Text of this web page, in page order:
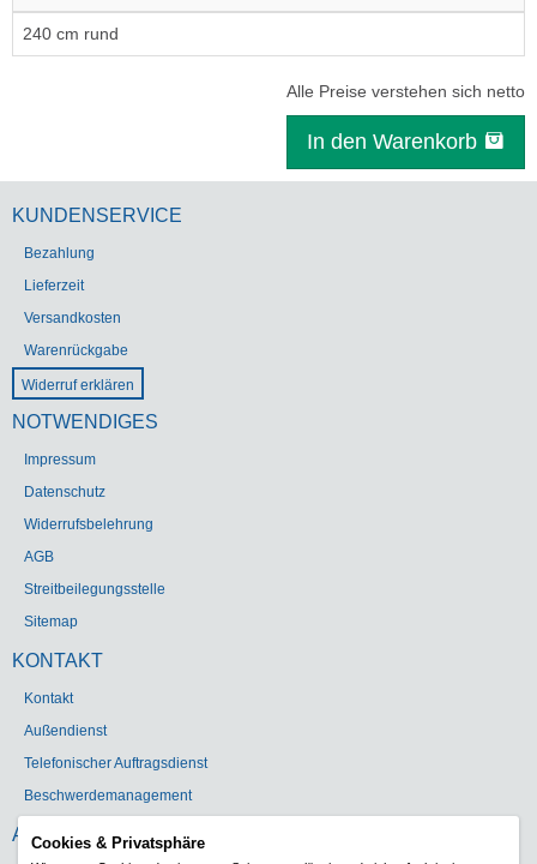
240 cm rund
Alle Preise verstehen sich netto
In den Warenkorb
KUNDENSERVICE
Bezahlung
Lieferzeit
Versandkosten
Warenrückgabe
Widerruf erklären
NOTWENDIGES
Impressum
Datenschutz
Widerrufsbelehrung
AGB
Streitbeilegungsstelle
Sitemap
KONTAKT
Kontakt
Außendienst
Telefonischer Auftragsdienst
Beschwerdemanagement
ADRESSE
Cookies & Privatsphäre